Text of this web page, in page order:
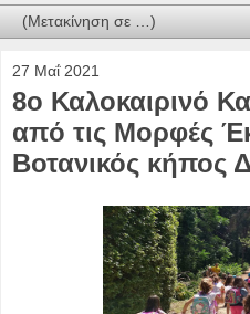
27 Μαΐ 2021
8o Καλοκαιρινό
από τις Μορφές
Βοτανικός κήπος